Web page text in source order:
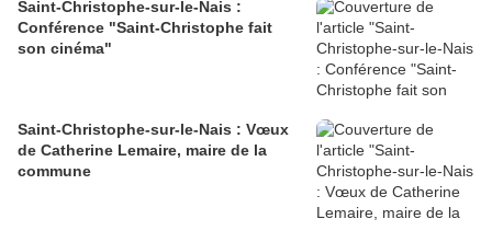
Saint-Christophe-sur-le-Nais :
Conférence "Saint-Christophe fait
son cinéma"
Saint-Christophe-sur-le-Nais : Vœux
de Catherine Lemaire, maire de la
commune